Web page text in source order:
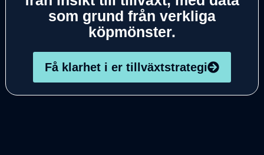
som grund från verkliga
köpmönster.
Få klarhet i er tillväxtstrategi